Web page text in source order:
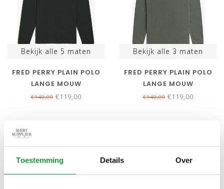
Toestemming Details Over
Bekijk alle 5 maten
FRED PERRY PLAIN POLO
LANGE MOUW
DONKERGROEN MET
€140,00€119,00
Bekijk alle 3 maten
FRED PERRY PLAIN POLO
LANGE MOUW
OLIJFGROEN MET
€140,00€119,00
SALE-39% NIEUW